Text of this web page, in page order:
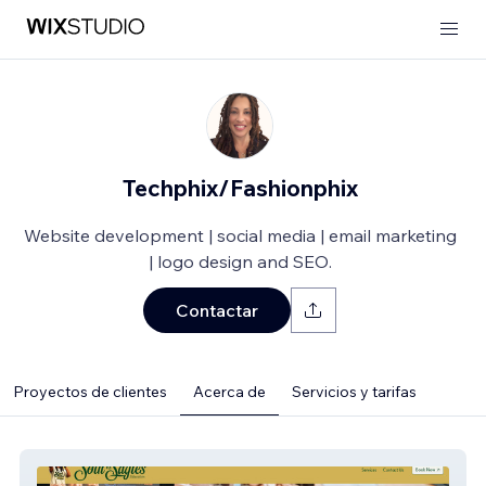
Techphix/Fashionphix
Website development | social media | email marketing
| logo design and SEO.
Contactar
Proyectos de clientes Acerca de Servicios y tarifas